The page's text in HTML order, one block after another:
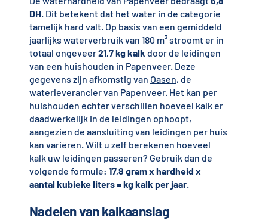
DH. Dit betekent dat het water in de categorie
tamelijk hard valt. Op basis van een gemiddeld
jaarlijks waterverbruik van 180 m³ stroomt er in
totaal ongeveer21,7 kg kalk door de leidingen
van een huishouden in Papenveer. Deze
gegevens zijn afkomstig van Oasen, de
waterleverancier van Papenveer. Het kan per
huishouden echter verschillen hoeveel kalk er
daadwerkelijk in de leidingen ophoopt,
aangezien de aansluiting van leidingen per huis
kan variëren. Wilt u zelf berekenen hoeveel
kalk uw leidingen passeren? Gebruik dan de
volgende formule: 17,8 gram x hardheid x
aantal kubieke liters = kg kalk per jaar.
Nadelen van kalkaanslag